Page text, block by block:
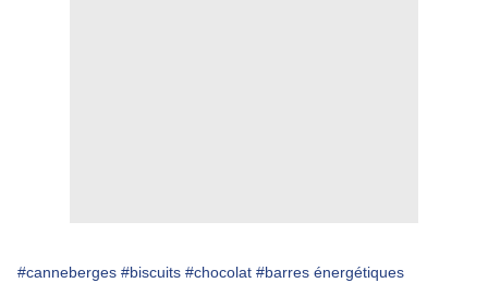
#canneberges #biscuits #chocolat #barres énergétiques